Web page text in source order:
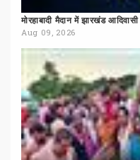
मोरहाबादी मैदान में झारखंड आदिवासी
Aug 09, 2026